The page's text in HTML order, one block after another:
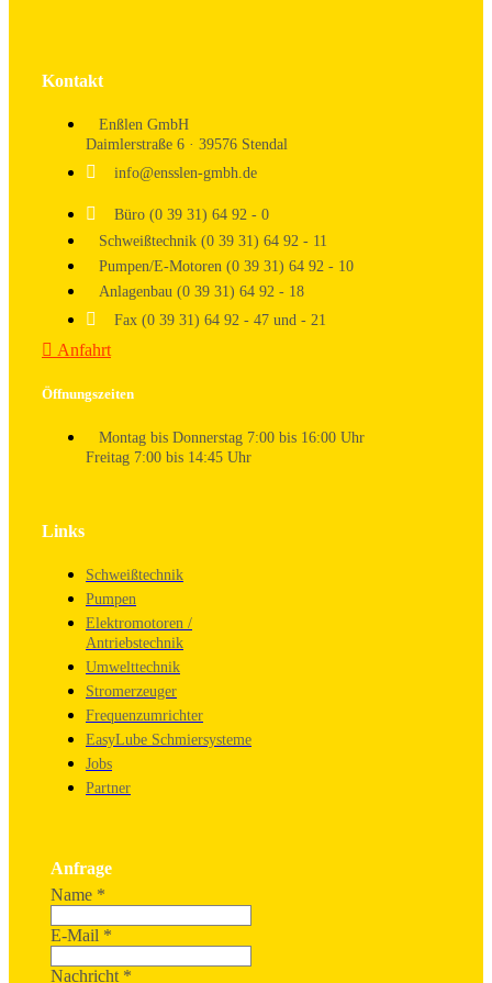
Kontakt
Enßlen GmbH
Daimlerstraße 6 · 39576 Stendal
info@ensslen-gmbh.de
Büro (0 39 31) 64 92 - 0
Schweißtechnik (0 39 31) 64 92 - 11
Pumpen/E-Motoren (0 39 31) 64 92 - 10
Anlagenbau (0 39 31) 64 92 - 18
Fax (0 39 31) 64 92 - 47 und - 21
Anfahrt
Öffnungszeiten
Montag bis Donnerstag 7:00 bis 16:00 Uhr
Freitag 7:00 bis 14:45 Uhr
Links
Schweißtechnik
Pumpen
Elektromotoren /
Antriebstechnik
Umwelttechnik
Stromerzeuger
Frequenzumrichter
EasyLube Schmiersysteme
Jobs
Partner
Anfrage
Name *
E-Mail *
Nachricht *